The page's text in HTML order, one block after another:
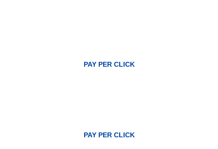
PAY PER CLICK
PAY PER CLICK